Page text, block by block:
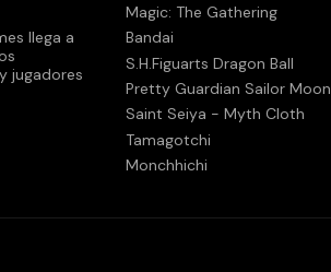
llega a
jugadores
Magic: The Gathering
Bandai
S.H.Figuarts Dragon Ball
Pretty Guardian Sailor Moon
Saint Seiya - Myth Cloth
Tamagotchi
Monchhichi